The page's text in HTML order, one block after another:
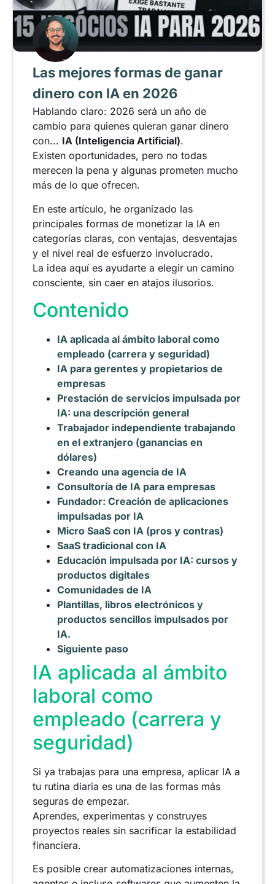
Las mejores formas de ganar
dinero con IA en 2026
Hablando claro: 2026 será un año de
cambio para quienes quieran ganar dinero
con... IA (Inteligencia Artificial).
Existen oportunidades, pero no todas
merecen la pena y algunas prometen mucho
más de lo que ofrecen.
En este artículo, he organizado las
principales formas de monetizar la IA en
categorías claras, con ventajas, desventajas
y el nivel real de esfuerzo involucrado.
La idea aquí es ayudarte a elegir un camino
consciente, sin caer en atajos ilusorios.
Contenido
IA aplicada al ámbito laboral como
empleado (carrera y seguridad)
IA para gerentes y propietarios de
empresas
Prestación de servicios impulsada por
IA: una descripción general
Trabajador independiente trabajando
en el extranjero (ganancias en
dólares)
Creando una agencia de IA
Consultoría de IA para empresas
Fundador: Creación de aplicaciones
impulsadas por IA
Micro SaaS con IA (pros y contras)
SaaS tradicional con IA
Educación impulsada por IA: cursos y
productos digitales
Comunidades de IA
Plantillas, libros electrónicos y
productos sencillos impulsados por
IA.
Siguiente paso
IA aplicada al ámbito
laboral como
empleado (carrera y
seguridad)
Si ya trabajas para una empresa, aplicar IA a
tu rutina diaria es una de las formas más
seguras de empezar.
Aprendes, experimentas y construyes
proyectos reales sin sacrificar la estabilidad
financiera.
Es posible crear automatizaciones internas,